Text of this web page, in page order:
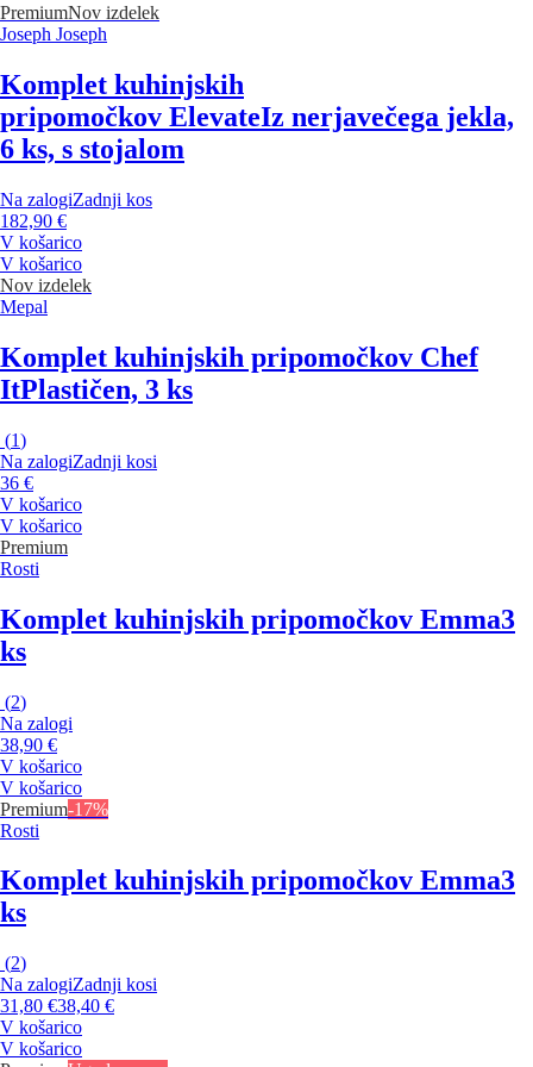
PremiumNov izdelek
Joseph Joseph
Komplet kuhinjskih
pripomočkov ElevateIz nerjavečega jekla,
6 ks, s stojalom
Na zalogiZadnji kos
182,90 €
V košarico
V košarico
Nov izdelek
Mepal
Komplet kuhinjskih pripomočkov Chef
ItPlastičen, 3 ks
(1)
Na zalogiZadnji kosi
36 €
V košarico
V košarico
Premium
Rosti
Komplet kuhinjskih pripomočkov Emma3
ks
(2)
Na zalogi
38,90 €
V košarico
V košarico
Premium-17%
Rosti
Komplet kuhinjskih pripomočkov Emma3
ks
(2)
Na zalogiZadnji kosi
31,80 €38,40 €
V košarico
V košarico